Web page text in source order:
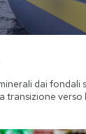
dai fondali
transizione verso